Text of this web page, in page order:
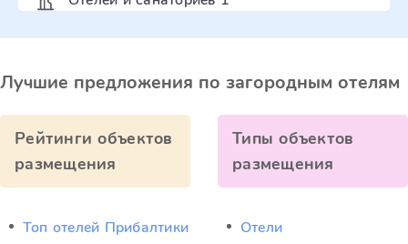
Лучшие предложения по загородным отелям
Рейтинги объектов
размещения
Топ отелей Прибалтики
Типы объектов
размещения
Отели